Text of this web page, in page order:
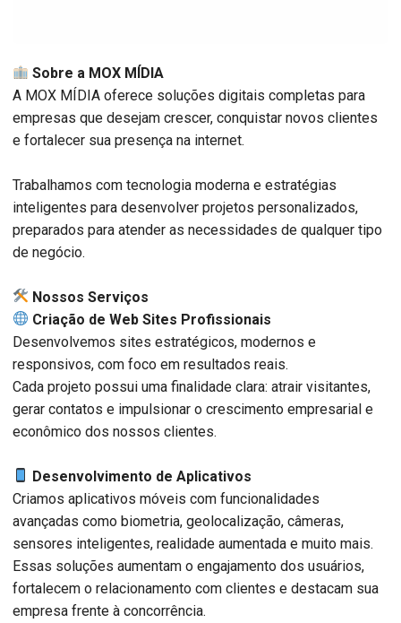
Sobre a MOX MÍDIA
A MOX MÍDIA oferece soluções digitais completas para
empresas que desejam crescer, conquistar novos clientes
e fortalecer sua presença na internet.
Trabalhamos com tecnologia moderna e estratégias
inteligentes para desenvolver projetos personalizados,
preparados para atender as necessidades de qualquer tipo
de negócio.
️ Nossos Serviços
Criação de Web Sites Profissionais
Desenvolvemos sites estratégicos, modernos e
responsivos, com foco em resultados reais.
Cada projeto possui uma finalidade clara: atrair visitantes,
gerar contatos e impulsionar o crescimento empresarial e
econômico dos nossos clientes.
Desenvolvimento de Aplicativos
Criamos aplicativos móveis com funcionalidades
avançadas como biometria, geolocalização, câmeras,
sensores inteligentes, realidade aumentada e muito mais.
Essas soluções aumentam o engajamento dos usuários,
fortalecem o relacionamento com clientes e destacam sua
empresa frente à concorrência.